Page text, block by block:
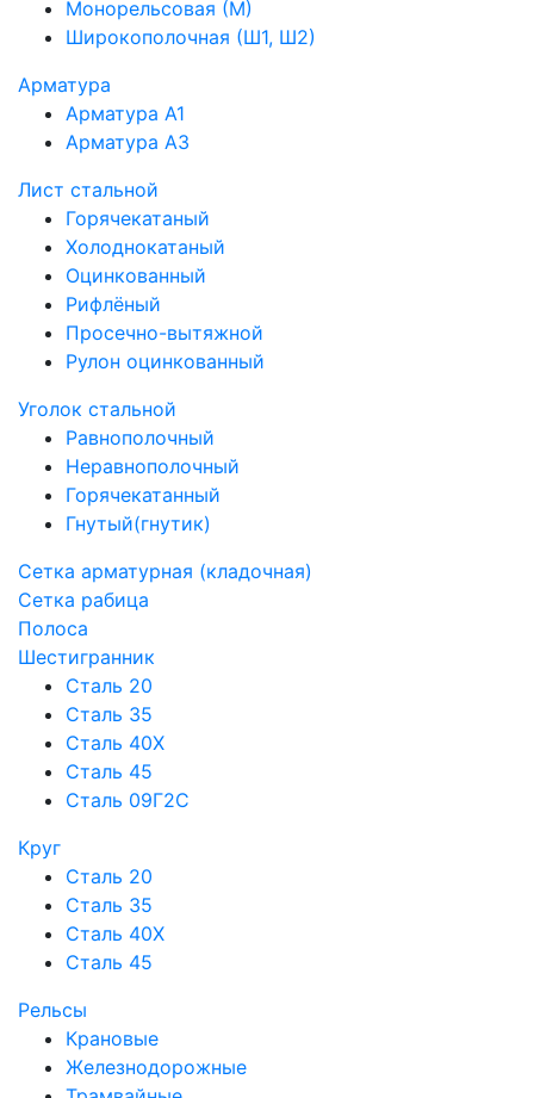
Монорельсовая (М)
Широкополочная (Ш1, Ш2)
Арматура
Арматура А1
Арматура А3
Лист стальной
Горячекатаный
Холоднокатаный
Оцинкованный
Рифлёный
Просечно-вытяжной
Рулон оцинкованный
Уголок стальной
Равнополочный
Неравнополочный
Горячекатанный
Гнутый(гнутик)
Сетка арматурная (кладочная)
Сетка рабица
Полоса
Шестигранник
Сталь 20
Сталь 35
Сталь 40Х
Сталь 45
Сталь 09Г2С
Круг
Сталь 20
Сталь 35
Сталь 40Х
Сталь 45
Рельсы
Крановые
Железнодорожные